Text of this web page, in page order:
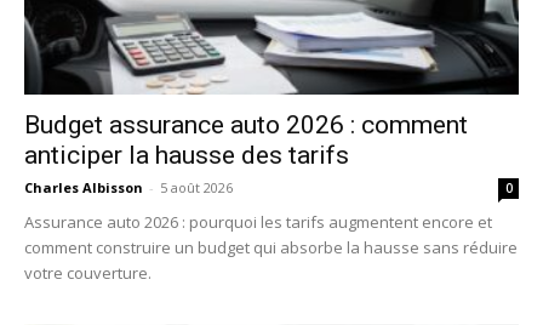
Budget assurance auto 2026 : comment
anticiper la hausse des tarifs
Charles Albisson - 5 août 2026 0
Assurance auto 2026 : pourquoi les tarifs augmentent encore et
comment construire un budget qui absorbe la hausse sans réduire
votre couverture.